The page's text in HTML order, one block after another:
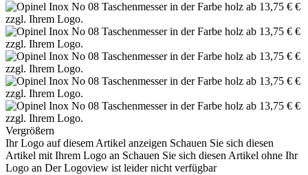
Vergrößern
Ihr Logo auf diesem Artikel anzeigen Schauen Sie sich diesen
Artikel mit Ihrem Logo an Schauen Sie sich diesen Artikel ohne Ihr
Logo an Der Logoview ist leider nicht verfügbar